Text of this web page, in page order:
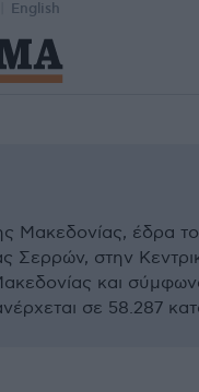
English
Μακεδονίας, έδρα
Σερρών, στην
και
σε 58.287